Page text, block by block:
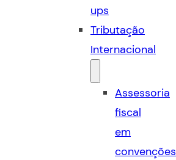
ups
Tributação
Internacional
Assessoria
fiscal
em
convenções